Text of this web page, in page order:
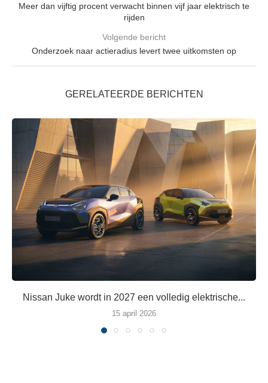
Meer dan vijftig procent verwacht binnen vijf jaar elektrisch te
rijden
Volgende bericht
Onderzoek naar actieradius levert twee uitkomsten op
GERELATEERDE BERICHTEN
Nissan Juke wordt in 2027 een volledig elektrische...
15 april 2026